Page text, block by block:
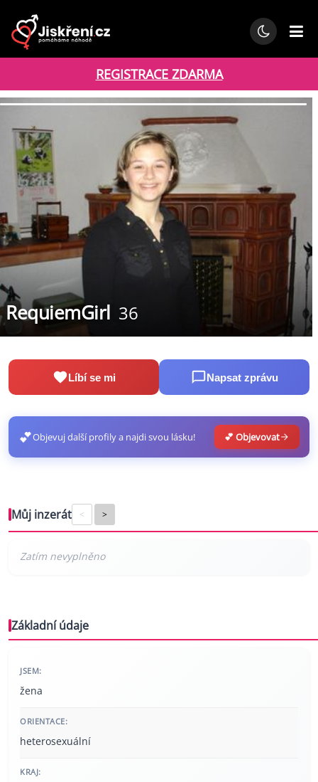
REGISTRACE ZDARMA
RequiemGirl 36
Líbí se mi Napsat zprávu
💕Objevuj další profily a najdi svou lásku! 💕 Objevovat
Můj inzerát < >
Základní údaje
JSEM:
žena
ORIENTACE:
heterosexuální
KRAJ: